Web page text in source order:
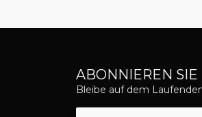
ABONNIEREN
Bleibe auf dem